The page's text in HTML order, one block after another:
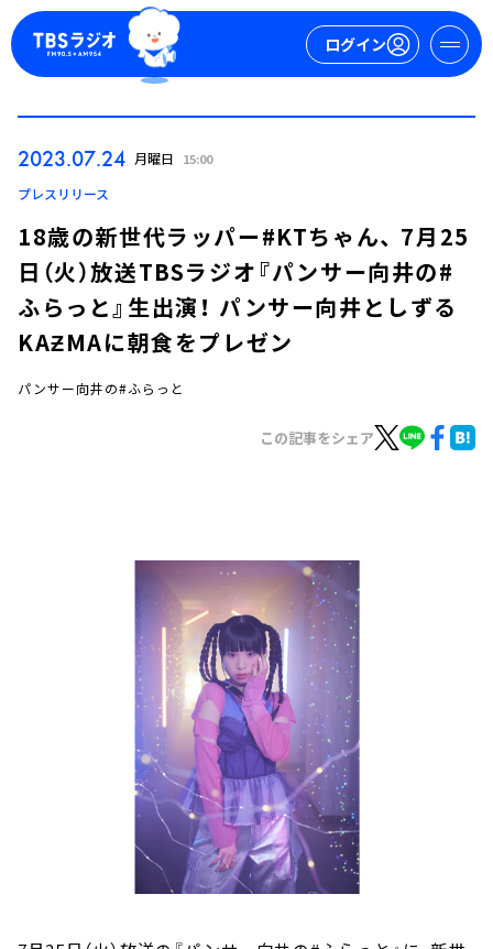
ログイン
今日の番組表
YouTube
2023.07.24 月曜日 15:00
プレスリリース
18歳の新世代ラッパー#KTちゃん、 7月25
日（火）放送TBSラジオ『パンサー向井の#
ふらっと』生出演！ パンサー向井としずる
KAƵMAに朝食をプレゼン
パンサー向井の#ふらっと
この記事をシェア